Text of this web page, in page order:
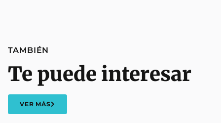
TAMBIÉN
Te puede interesar
VER MÁS